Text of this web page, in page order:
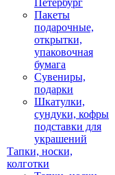
Петербург
Пакеты
подарочные,
открытки,
упаковочная
бумага
Сувениры,
подарки
Шкатулки,
сундуки, кофры
подставки для
украшений
Тапки, носки,
колготки